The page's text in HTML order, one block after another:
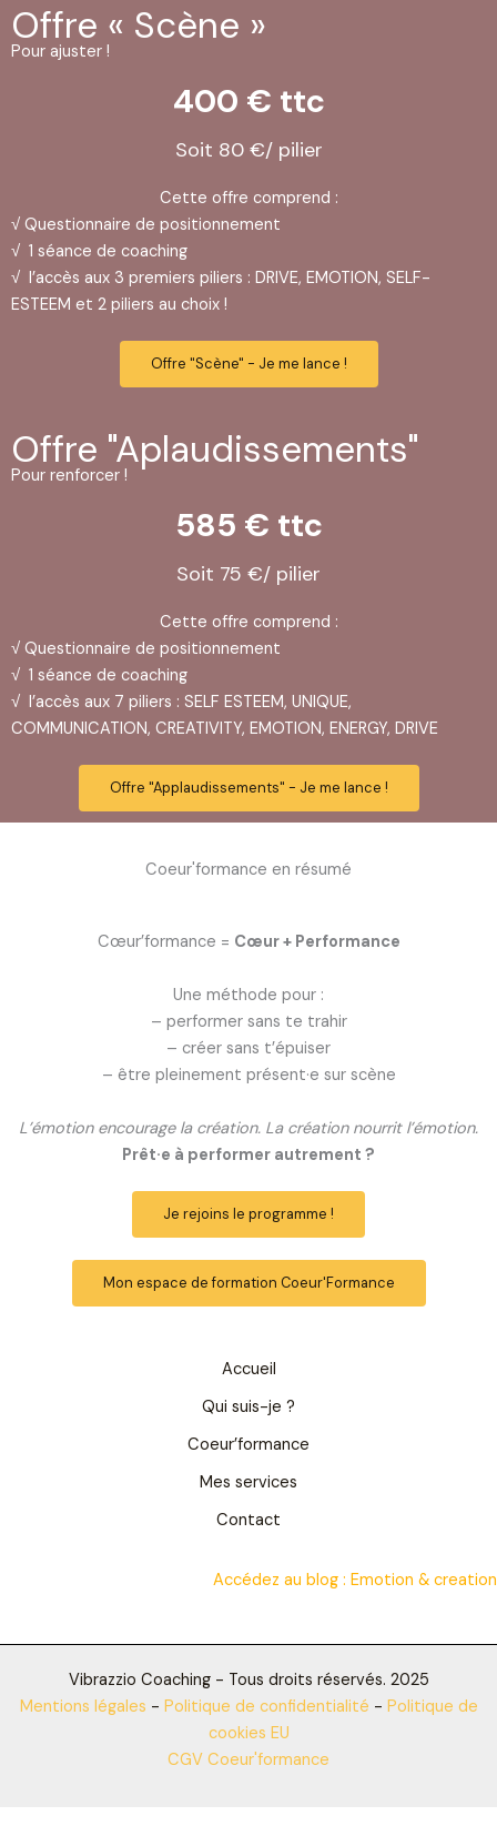
Offre « Scène »
Pour ajuster !
400 € ttc
Soit 80 €/ pilier
Cette offre comprend :
√ Questionnaire de positionnement
√ 1 séance de coaching
√ l’accès aux 3 premiers piliers : DRIVE, EMOTION, SELF-
ESTEEM et 2 piliers au choix !
Offre "Scène" - Je me lance !
Offre "Aplaudissements"
Pour renforcer !
585 € ttc
Soit 75 €/ pilier
Cette offre comprend :
√ Questionnaire de positionnement
√ 1 séance de coaching
√ l’accès aux 7 piliers : SELF ESTEEM, UNIQUE,
COMMUNICATION, CREATIVITY, EMOTION, ENERGY, DRIVE
Offre "Applaudissements" - Je me lance !
Coeur'formance en résumé
Cœur’formance = Cœur + Performance
Une méthode pour :
– performer sans te trahir
– créer sans t’épuiser
– être pleinement présent·e sur scène
L’émotion encourage la création. La création nourrit l’émotion.
Prêt·e à performer autrement ?
Je rejoins le programme !
Mon espace de formation Coeur'Formance
Accueil
Qui suis-je ?
Coeur’formance
Mes services
Contact
Accédez au blog : Emotion & creation
Vibrazzio Coaching - Tous droits réservés. 2025
Mentions légales - Politique de confidentialité - Politique de
cookies EU
CGV Coeur'formance